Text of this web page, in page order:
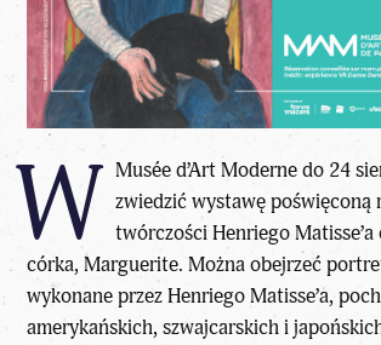
W Musée d’Art Moderne do 24
zwiedzić wystawę poświęconą
twórczości Henriego Matisse’a
córka, Marguerite. Można obejrzeć
wykonane przez Henriego Matisse’a,
amerykańskich, szwajcarskich i